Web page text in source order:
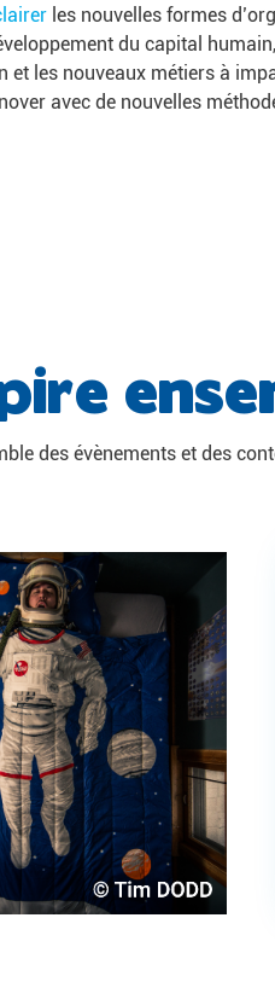
les nouvelles formes
du capital humain,
et les nouveaux métiers à
avec de nouvelles
des évènements et des